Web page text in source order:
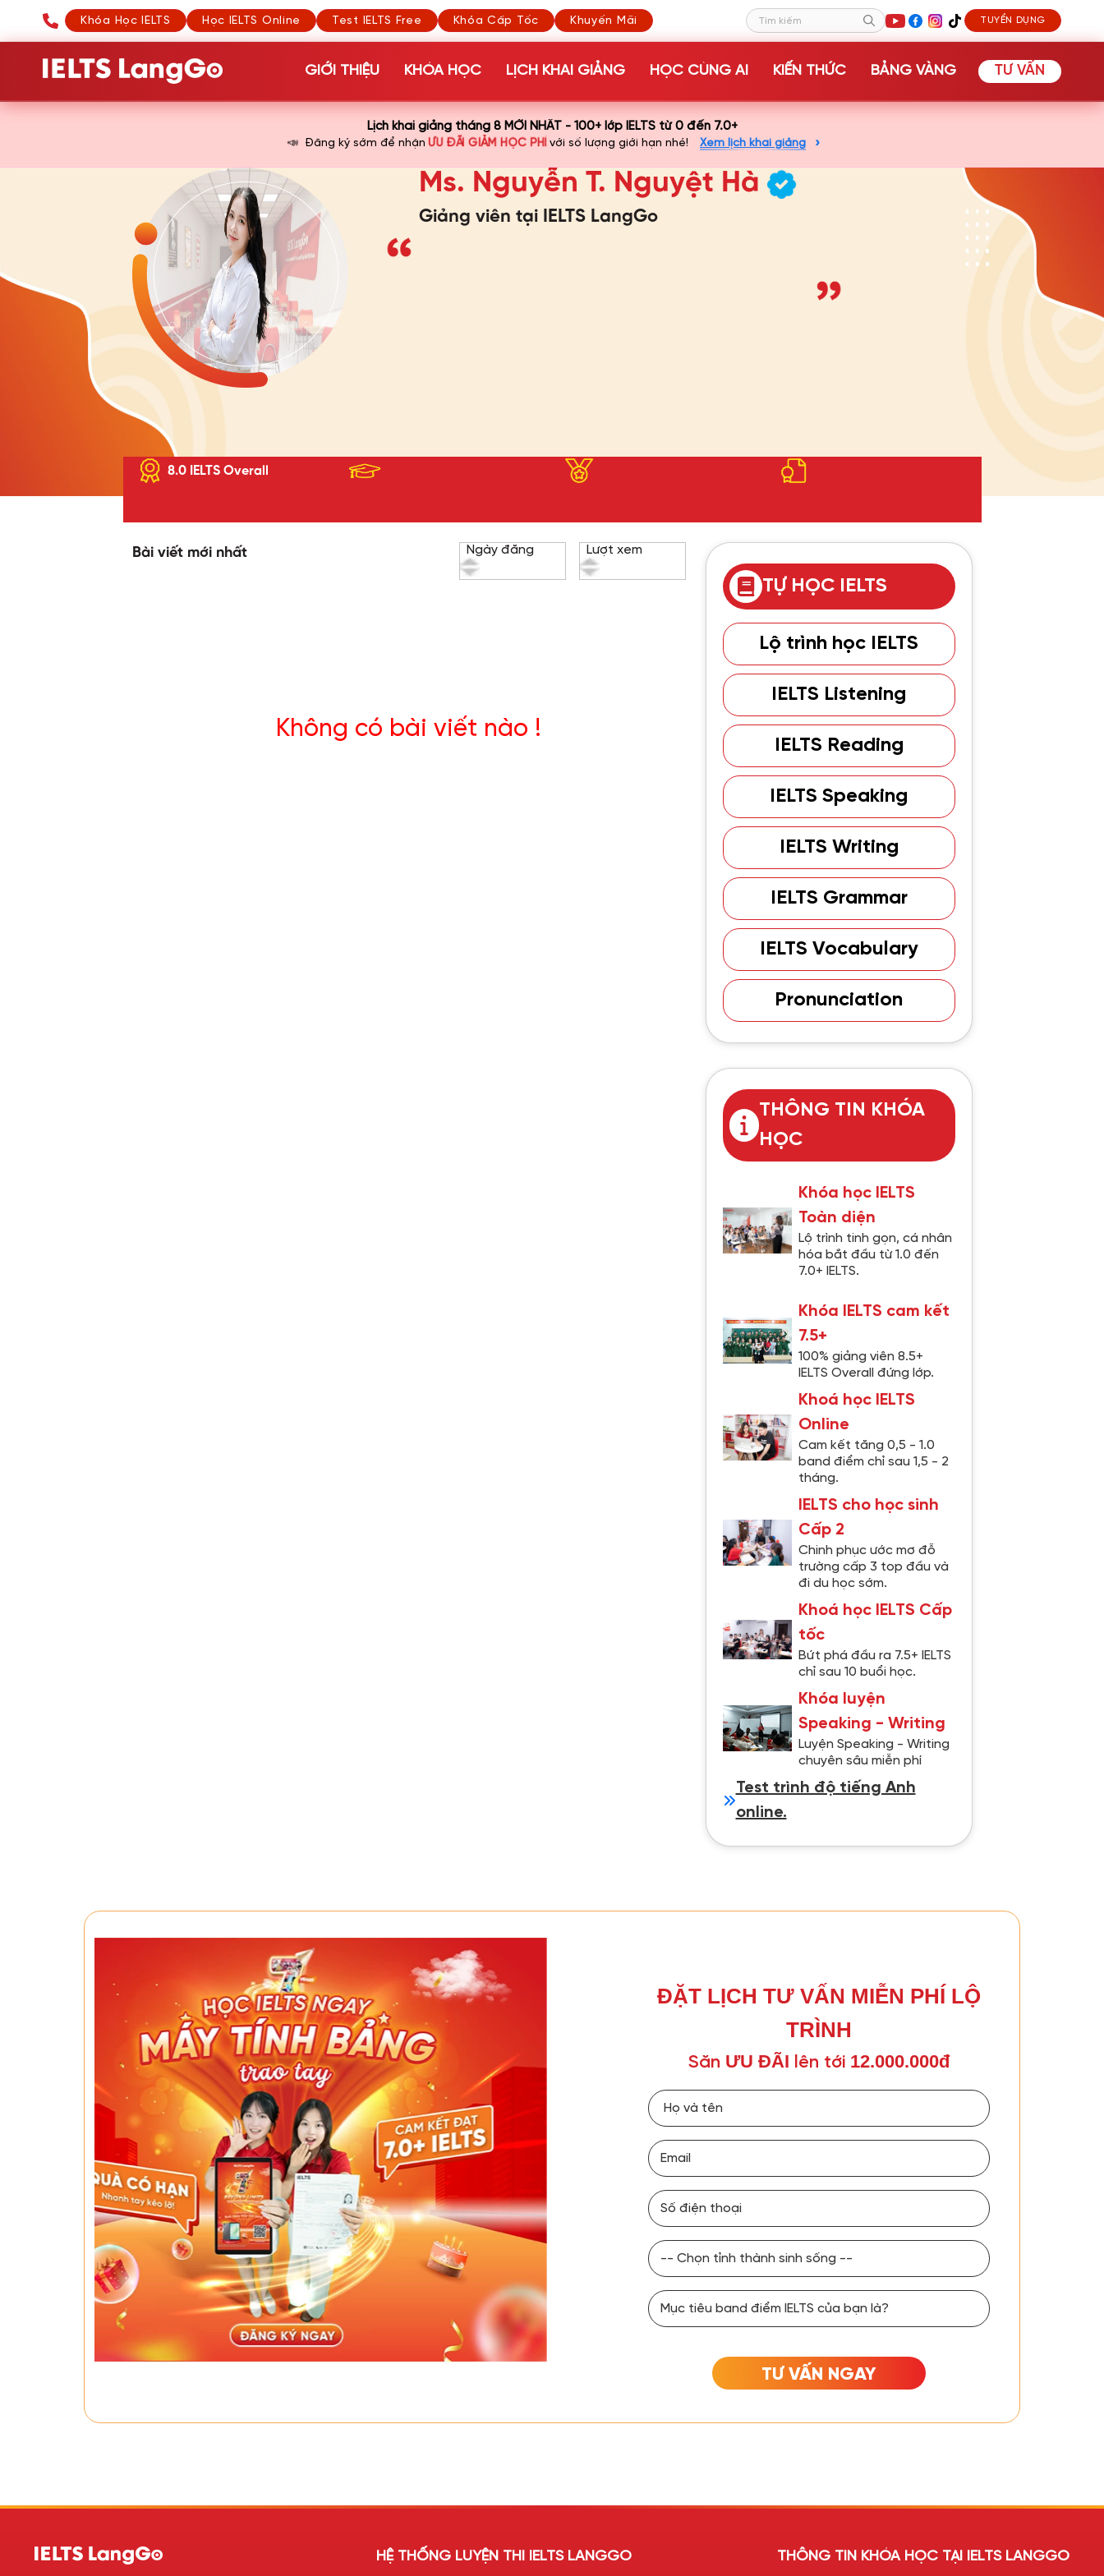
Khóa Học IELTS Học IELTS Online Test IELTS Free Khóa Cấp Tốc Khuyến Mãi
Tìm kiếm
TUYỂN DỤNG
GIỚI THIỆU KHÓA HỌC LỊCH KHAI GIẢNG HỌC CÙNG AI KIẾN THỨC BẢNG VÀNG TƯ VẤN
Lịch khai giảng tháng 8 MỚI NHẤT - 100+ lớp IELTS từ 0 đến 7.0+
📣 Đăng ký sớm để nhậnƯU ĐÃI GIẢM HỌC PHÍ với số lượng giới hạn nhé! Xem lịch khai giảng
Ms. Nguyễn T. Nguyệt Hà
Giảng viên tại IELTS LangGo
8.0 IELTS Overall
Bài viết mới nhất Ngày đăng Lượt xem
Không có bài viết nào !
TỰ HỌC IELTS
Lộ trình học IELTS
IELTS Listening
IELTS Reading
IELTS Speaking
IELTS Writing
IELTS Grammar
IELTS Vocabulary
Pronunciation
THÔNG TIN KHÓA
HỌC
Khóa học IELTS
Toàn diện
Lộ trình tinh gọn, cá nhân
hóa bắt đầu từ 1.0 đến
7.0+ IELTS.
Khóa IELTS cam kết
7.5+
100% giảng viên 8.5+
IELTS Overall đứng lớp.
Khoá học IELTS
Online
Cam kết tăng 0,5 - 1.0
band điểm chỉ sau 1,5 - 2
tháng.
IELTS cho học sinh
Cấp 2
Chinh phục ước mơ đỗ
trường cấp 3 top đầu và
đi du học sớm.
Khoá học IELTS Cấp
tốc
Bứt phá đầu ra 7.5+ IELTS
chỉ sau 10 buổi học.
Khóa luyện
Speaking - Writing
Luyện Speaking - Writing
chuyên sâu miễn phí
Test trình độ tiếng Anh
online.
ĐẶT LỊCH TƯ VẤN MIỄN PHÍ LỘ
TRÌNH
Săn ƯU ĐÃI lên tới 12.000.000đ
TƯ VẤN NGAY
HỆ THỐNG LUYỆN THI IELTS LANGGO THÔNG TIN KHÓA HỌC TẠI IELTS LANGGO